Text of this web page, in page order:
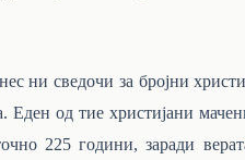
ни сведочи за бројни
Еден од тие христијани
225 години, заради